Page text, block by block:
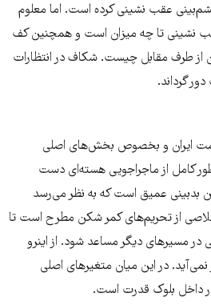
عقب نشینی کرده است. اما معلوم
نشینی تا چه میزان است و همچنین کف
از طرف مقابل چیست. شکاف در انتظارات
گرداند.
ایران و بخصوص بخش‌های اصلی
کامل از ماجراجویی هسته‌ای دست
بدبینی عمیق است که به نظر می‌رسد
از تحریم‌های کمر شکن مطرح است تا
مسیر‌های دیگر مساعد شود. از اینرو
نمی‌آید. در این میان متغیر‌های اصلی
داخل بلوک قدرت است.